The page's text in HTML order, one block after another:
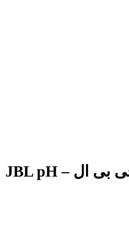
تست پی اچ جی بی ال – JBL pH